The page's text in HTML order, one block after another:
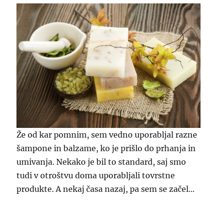
Že od kar pomnim, sem vedno uporabljal razne
šampone in balzame, ko je prišlo do prhanja in
umivanja. Nekako je bil to standard, saj smo
tudi v otroštvu doma uporabljali tovrstne
produkte. A nekaj časa nazaj, pa sem se začel…